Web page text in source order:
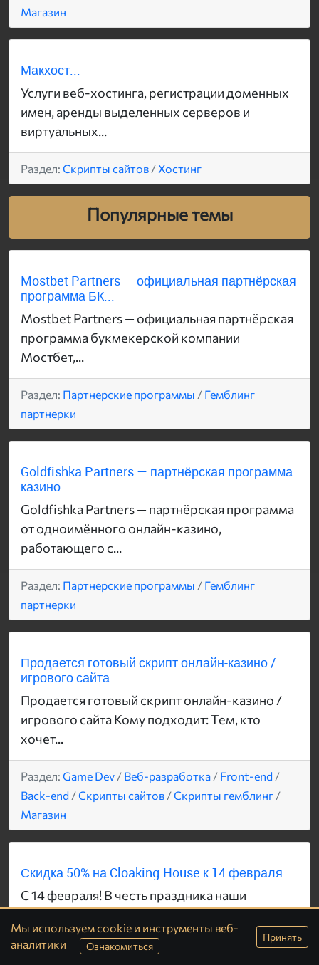
Магазин
Макхост...
Услуги веб-хостинга, регистрации доменных
имен, аренды выделенных серверов и
виртуальных...
Раздел: Скрипты сайтов /Хостинг
Популярные темы
Mostbet Partners — официальная партнёрская
программа БК...
Mostbet Partners — официальная партнёрская
программа букмекерской компании
Мостбет,...
Раздел: Партнерские программы / Гемблинг
партнерки
Goldfishka Partners — партнёрская программа
казино...
Goldfishka Partners — партнёрская программа
от одноимённого онлайн-казино,
работающего с...
Раздел: Партнерские программы / Гемблинг
партнерки
Продается готовый скрипт онлайн-казино /
игрового сайта...
Продается готовый скрипт онлайн-казино /
игрового сайта Кому подходит: Тем, кто
хочет...
Раздел: Game Dev / Веб-разработка / Front-end /
Back-end /Скрипты сайтов /Скрипты гемблинг /
Магазин
Скидка 50% на Cloaking.House к 14 февраля...
С 14 февраля! В честь праздника наши
жирнейший...
Мы используем cookie и инструменты веб-
аналитики
Ознакомиться
Принять